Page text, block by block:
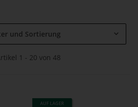
und Sortierung
1 - 20 von 48
AUF LAGER